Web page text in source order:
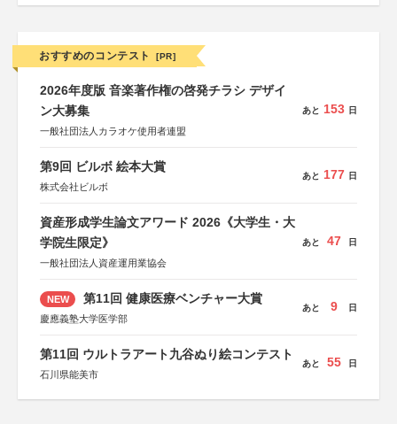
おすすめのコンテスト [PR]
2026年度版 音楽著作権の啓発チラシ デザイ
ン大募集
一般社団法人カラオケ使用者連盟
あと 153 日
第9回 ビルボ 絵本大賞
株式会社ビルボ
あと 177 日
資産形成学生論文アワード 2026《大学生・大
学院生限定》
一般社団法人資産運用業協会
あと 47 日
NEW 第11回 健康医療ベンチャー大賞
慶應義塾大学医学部
あと 9 日
第11回 ウルトラアート九谷ぬり絵コンテスト
石川県能美市
あと 55 日